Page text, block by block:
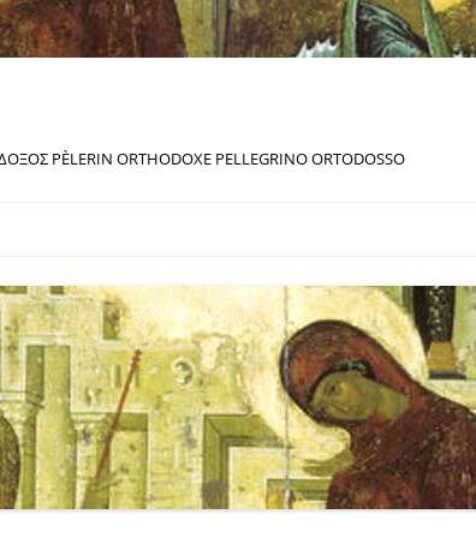
PÈLERIN ORTHODOXE PELLEGRINO ORTODOSSO